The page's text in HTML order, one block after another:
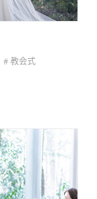
教会式